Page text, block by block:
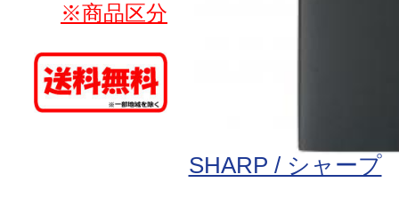
※商品区分
SHARP / シャープ